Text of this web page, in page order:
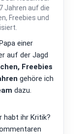
Jahren auf die
Freebies und
einer
auf der Jagd
Freebies
gehöre ich
dazu.
habt ihr Kritik?